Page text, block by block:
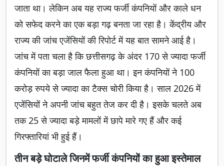
जाता था। लेकिन अब यह राज्य फर्जी कंपनियों और काले धन
को सफेद करने का एक बड़ा गढ़ बनता जा रहा है। केंद्रीय और
राज्य की जांच एजेंसियों की रिपोर्ट में यह बात सामने आई है।
जांच में पता चला है कि छत्तीसगढ़ के अंदर 170 से ज्यादा फर्जी
कंपनियों का बड़ा जाल फैला हुआ था। इन कंपनियों ने 100
करोड़ रुपये से ज्यादा का टैक्स चोरी किया है। साल 2026 में
एजेंसियों ने अपनी जांच बहुत तेज कर दी है। इसके चलते अब
तक 25 से ज्यादा बड़े मामलों में छापे मारे गए हैं और कई
गिरफ्तारियां भी हुई हैं।
तीन बड़े घोटाले जिनमें फर्जी कंपनियों का हुआ इस्तेमाल